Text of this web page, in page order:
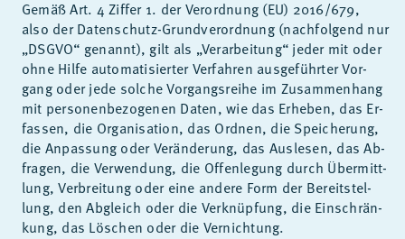
Ge­mäß Art. 4 Zif­fer 1. der Ver­ord­nung (EU) 2016/​679,
also der Da­ten­schutz-Grund­ver­ord­nung (nach­fol­gend nur
„DS­GVO“ ge­nannt), gilt als „Ver­ar­bei­tung“ je­der mit oder
ohne Hil­fe au­to­ma­ti­sier­ter Ver­fah­ren aus­ge­führ­ter Vor­
gang oder jede sol­che Vor­gangs­rei­he im Zu­sam­men­hang
mit per­so­nen­be­zo­ge­nen Da­ten, wie das Er­he­ben, das Er­
fas­sen, die Or­ga­ni­sa­ti­on, das Ord­nen, die Spei­che­rung,
die An­pas­sung oder Ver­än­de­rung, das Aus­le­sen, das Ab­
fra­gen, die Ver­wen­dung, die Of­fen­le­gung durch Über­mitt­
lung, Ver­brei­tung oder eine an­de­re Form der Be­reit­stel­
lung, den Ab­gleich oder die Ver­knüp­fung, die Ein­schrän­
kung, das Lö­schen oder die Ver­nich­tung.